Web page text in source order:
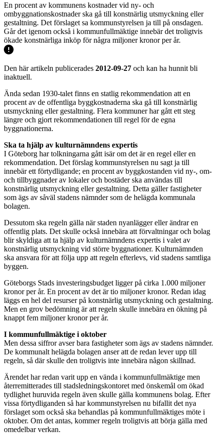
En procent av kommunens kostnader vid ny- och
ombyggnationskostnader ska gå till konstnärlig utsmyckning eller
gestaltning. Det förslaget sa kommunstyrelsen ja till på onsdagen.
Går det igenom också i kommunfullmäktige innebär det troligtvis
ökade konstnärliga inköp för några miljoner kronor per år.
Den här artikeln publicerades 2012-09-27 och kan ha hunnit bli
inaktuell.
Ända sedan 1930-talet finns en statlig rekommendation att en
procent av de offentliga byggkostnaderna ska gå till konstnärlig
utsmyckning eller gestaltning. Flera kommuner har gått ett steg
längre och gjort rekommendationen till regel för de egna
byggnationerna.
Ska ta hjälp av kulturnämndens expertis
I Göteborg har tolkningarna gått isär om det är en regel eller en
rekommendation. Det förslag kommunstyrelsen nu sagt ja till
innebär ett förtydligande; en procent av byggkostanden vid ny-, om-
och tillbyggnader av lokaler och bostäder ska användas till
konstnärlig utsmyckning eller gestaltning. Detta gäller fastigheter
som ägs av såväl stadens nämnder som de helägda kommunala
bolagen.
Dessutom ska regeln gälla när staden nyanlägger eller ändrar en
offentlig plats. Det skulle också innebära att förvaltningar och bolag
blir skyldiga att ta hjälp av kulturnämndens expertis i valet av
konstnärlig utsmyckning vid större byggnationer. Kulturnämnden
ska ansvara för att följa upp att regeln efterlevs, vid stadens samtliga
byggen.
Göteborgs Stads investeringsbudget ligger på cirka 1.000 miljoner
kronor per år. En procent av det är tio miljoner kronor. Redan idag
läggs en hel del resurser på konstnärlig utsmyckning och gestaltning.
Men en grov bedömning är att regeln skulle innebära en ökning på
knappt fem miljoner kronor per år.
I kommunfullmäktige i oktober
Men dessa siffror avser bara fastigheter som ägs av stadens nämnder.
De kommunalt helägda bolagen anser att de redan lever upp till
regeln, så där skulle den troligtvis inte innebära någon skillnad.
Ärendet har redan varit upp en vända i kommunfullmäktige men
återremitterades till stadsledningskontoret med önskemål om ökad
tydlighet huruvida regeln även skulle gälla kommunens bolag. Efter
vissa förtydliganden så har kommunstyrelsen nu bifallit det nya
förslaget som också ska behandlas på kommunfullmäktiges möte i
oktober. Om det antas, kommer regeln troligtvis att börja gälla med
omedelbar verkan.